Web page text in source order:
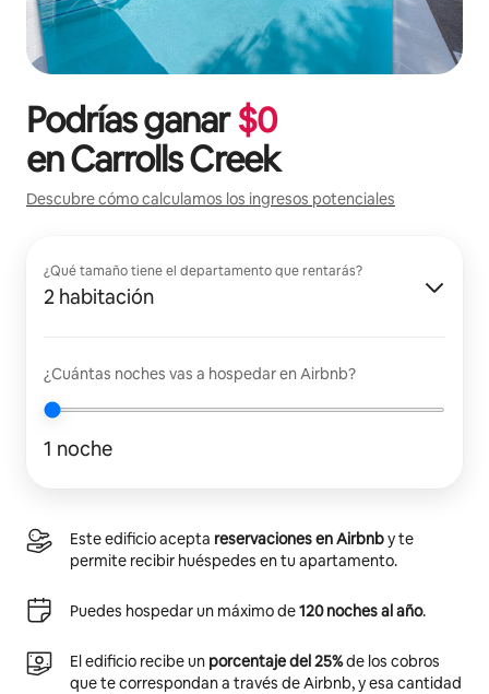
Podrías ganar$0
enCarrolls Creek
Descubre cómo calculamos los ingresos potenciales
¿Qué tamaño tiene el departamento que rentarás?
2 habitación
¿Cuántas noches vas a hospedar en Airbnb?
1 noche
Este edificio acepta reservaciones en Airbnby te
permite recibir huéspedes en tu apartamento.
Puedes hospedar un máximo de120 noches al año.
El edificio recibe un porcentaje del 25%de los cobros
que te correspondan a través de Airbnb, y esa cantidad